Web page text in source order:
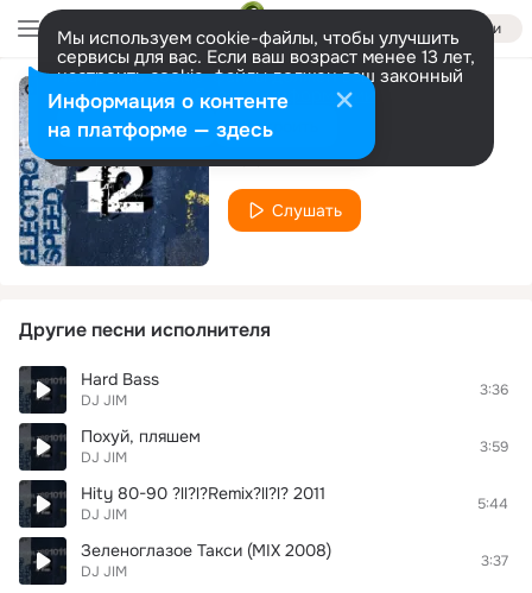
Войти
Мы используем cookie-файлы, чтобы улучшить
сервисы для вас. Если ваш возраст менее 13 лет,
настроить cookie-файлы должен ваш законный
представитель. Больше информации
Разрешить все Настроить
I am sketmen !
DJ JIM
Слушать
Другие песни исполнителя
Hard Bass
DJ JIM
3:36
Похуй, пляшем
DJ JIM
3:59
Hity 80-90 ?ll?l?Remix?ll?l? 2011
DJ JIM
5:44
Зеленоглазое Такси (MIX 2008)
DJ JIM
3:37
Информация о контенте
на платформе — здесь